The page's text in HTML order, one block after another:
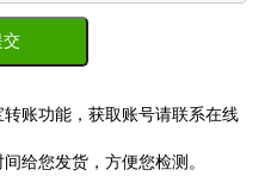
账功能，获取账号请联系在线
给您发货，方便您检测。